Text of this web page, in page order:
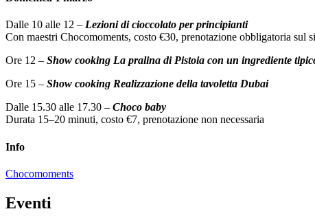
Dalle 10 alle 12 – Lezioni di cioccolato per principianti
Con maestri Chocomoments, costo €30, prenotazione obbligatoria sul
Ore 12 – Show cooking La pralina di Pistoia con un ingrediente
Ore 15 – Show cooking Realizzazione della tavoletta Dubai
Dalle 15.30 alle 17.30 – Choco baby
Durata 15–20 minuti, costo €7, prenotazione non necessaria
Info
Chocomoments
Eventi